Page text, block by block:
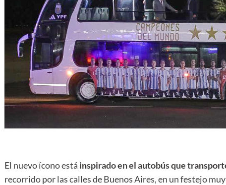
El nuevo ícono está inspirado en el autobús que
recorrido por las calles de Buenos Aires, en un festejo